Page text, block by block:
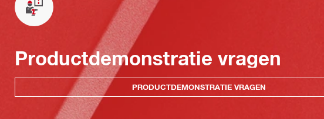
Productdemonstratie vragen
PRODUCTDEMONSTRATIE VRAGEN